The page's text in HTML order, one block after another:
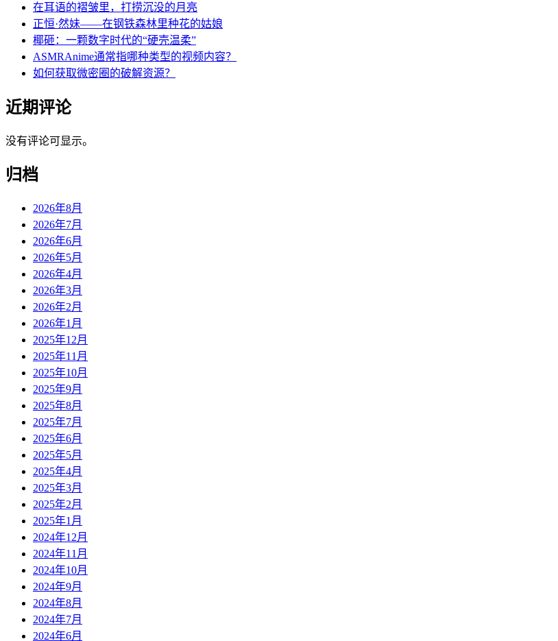
在耳语的褶皱里，打捞沉没的月亮
正恒·然妹——在钢铁森林里种花的姑娘
椰砸：一颗数字时代的“硬壳温柔”
ASMRAnime通常指哪种类型的视频内容？
如何获取微密圈的破解资源？
近期评论
没有评论可显示。
归档
2026年8月
2026年7月
2026年6月
2026年5月
2026年4月
2026年3月
2026年2月
2026年1月
2025年12月
2025年11月
2025年10月
2025年9月
2025年8月
2025年7月
2025年6月
2025年5月
2025年4月
2025年3月
2025年2月
2025年1月
2024年12月
2024年11月
2024年10月
2024年9月
2024年8月
2024年7月
2024年6月